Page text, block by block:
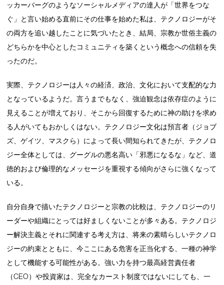
ッカーバーグのようなソーシャルメディアの達人が「世界をつな
ぐ」と言い始める直前にその仕事を始めた私は、テクノロジーがそ
の両方を追い越したことに気づいたとき、結局、宗教か世俗主義の
どちらかを中心としたコミュニティを築くという概念への信頼を失
ったのだ。
実際、テクノロジーは人々の経済、政治、文化において支配的な力
となっているようだ。言うまでもなく、強迫観念は依存症のように
見えることが増えており、そこから回復するために神の助けを求め
る人がいてもおかしくはない。テクノロジー文化は預言者（ジョブ
ズ、ゲイツ、マスクら）によって長い間知られてきたが、テクノロ
ジー全体としては、グーグルの悪名高い「邪悪になるな」など、道
徳的および倫理的なメッセージを重視する傾向がさらに強くなって
いる。
自分自身で描いたテクノロジーと宗教の比較は、テクノロジーのリ
ーダーや組織にとっては好ましくないことが多々ある。テクノロジ
ー解決主義とそれに関連する考え方は、将来の素晴らしいテクノロ
ジーの約束とともに、今ここにある危害を正当化する、一種の神学
として機能する可能性がある。強い力を持つ最高経営責任者
（CEO）や投資家は、完全なカースト制度ではないにしても、一